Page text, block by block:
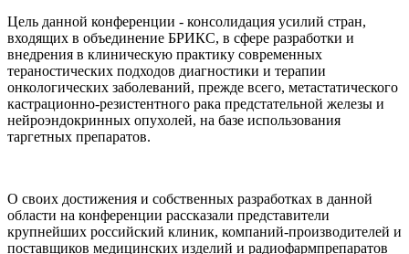
Цель данной конференции - консолидация усилий стран,
входящих в объединение БРИКС, в сфере разработки и
внедрения в клиническую практику современных
тераностических подходов диагностики и терапии
онкологических заболеваний, прежде всего, метастатического
кастрационно-резистентного рака предстательной железы и
нейроэндокринных опухолей, на базе использования
таргетных препаратов.
О своих достижения и собственных разработках в данной
области на конференции рассказали представители
крупнейших российский клиник, компаний-производителей и
поставщиков медицинских изделий и радиофармпрепаратов